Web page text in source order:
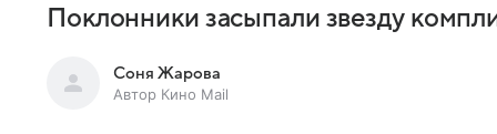
Поклонники засыпали звезду
Соня Жарова
Автор Кино Mail